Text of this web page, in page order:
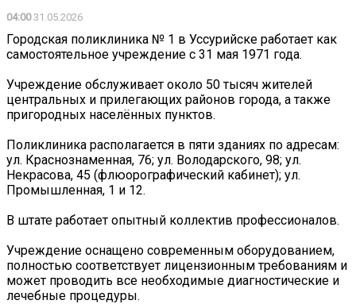
04:0031.05.2026
Городская поликлиника № 1 в Уссурийске работает как
самостоятельное учреждение с 31 мая 1971 года.
Учреждение обслуживает около 50 тысяч жителей
центральных и прилегающих районов города, а также
пригородных населённых пунктов.
Поликлиника располагается в пяти зданиях по адресам:
ул. Краснознаменная, 76; ул. Володарского, 98; ул.
Некрасова, 45 (флюорографический кабинет); ул.
Промышленная, 1 и 12.
В штате работает опытный коллектив профессионалов.
Учреждение оснащено современным оборудованием,
полностью соответствует лицензионным требованиям и
может проводить все необходимые диагностические и
лечебные процедуры.